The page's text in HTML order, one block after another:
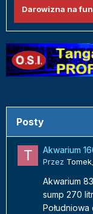
Darowizna na
Posty
Akwarium
Przez
Akwarium
sump 270
Południowa